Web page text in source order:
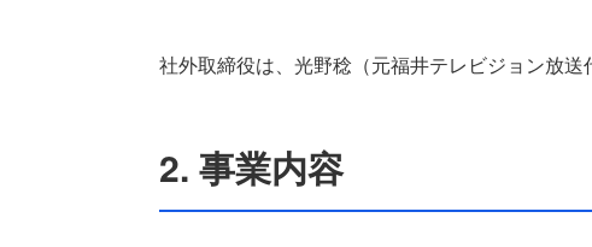
社外取締役は、光野稔（元福井テレビジョン放送
2. 事業内容